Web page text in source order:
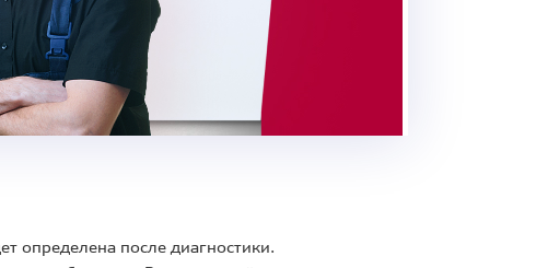
определена после диагностики.